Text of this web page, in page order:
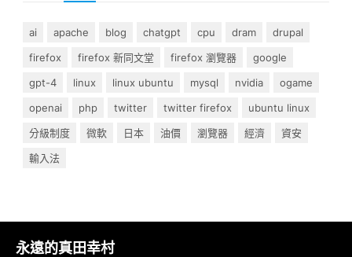
ai apache blog chatgpt cpu dram
drupal
firefox
firefox 新同文堂 firefox 瀏覽器
google
gpt-4
linux linux ubuntu mysql nvidia
ogame
openai
php twitter twitter firefox
ubuntu linux
分級制度
微軟 日本 油價 瀏覽器 經濟
資安
輸入法
永遠的真田幸村